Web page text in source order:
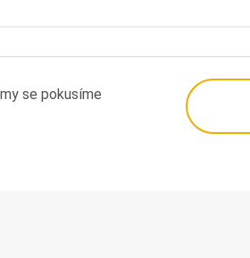
se pokusíme